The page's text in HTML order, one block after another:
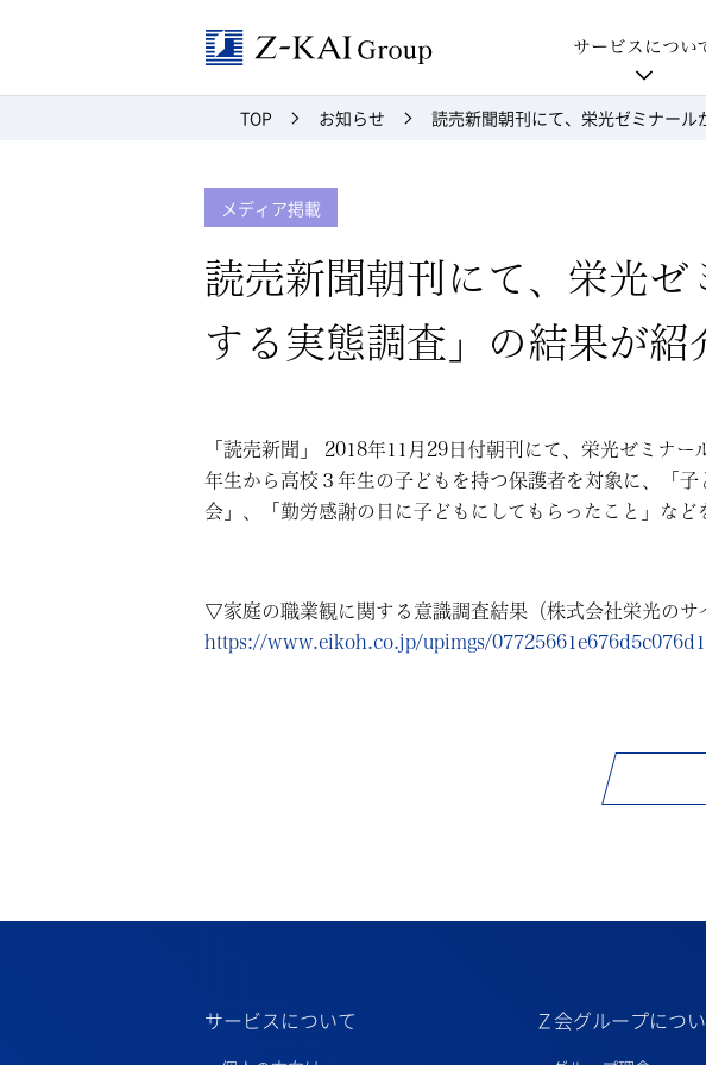
サービスについ
TOP お知らせ 読売新聞朝刊にて、栄光ゼミナール
メディア掲載
読売新聞朝刊にて、栄光
する実態調査」の結果が紹
「読売新聞」 2018年11月29日付朝刊にて、栄光ゼミナ
年生から高校３年生の子どもを持つ保護者を対象に、「
会」、「勤労感謝の日に子どもにしてもらったこと」など
▽家庭の職業観に関する意識調査結果（株式会社栄光のサ
https://www.eikoh.co.jp/upimgs/
サービスについて Ｚ会グループにつ